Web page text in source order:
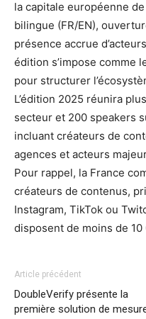
la capitale européenne
bilingue (FR/EN),
présence accrue
édition s’impose comme
pour structurer
L’édition 2025 réunira
secteur et 200 speakers
incluant créateurs de
agences et acteurs
Pour rappel, la France
créateurs de contenus,
Instagram, TikTok ou
disposent de moins de 10
Article précédent
DoubleVerify présente la
première solution de